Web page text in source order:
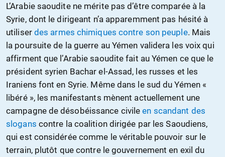
L’Arabie saoudite ne mérite pas d’être comparée à la
Syrie, dont le dirigeant n’a apparemment pas hésité à
utiliser des armes chimiques contre son peuple. Mais
la poursuite de la guerre au Yémen validera les voix qui
affirment que l’Arabie saoudite fait au Yémen ce que le
président syrien Bachar el-Assad, les russes et les
Iraniens font en Syrie. Même dans le sud du Yémen «
libéré », les manifestants mènent actuellement une
campagne de désobéissance civileen scandant des
slogans contre la coalition dirigée par les Saoudiens,
qui est considérée comme le véritable pouvoir sur le
terrain, plutôt que contre le gouvernement en exil du